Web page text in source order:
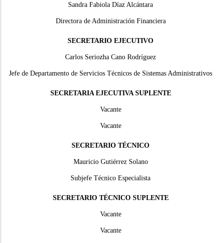
Sandra Fabiola Díaz Alcántara
Directora de Administración Financiera
SECRETARIO EJECUTIVO
Carlos Seriozha Cano Rodríguez
Jefe de Departamento de Servicios Técnicos de Sistemas Administrativos
SECRETARIA EJECUTIVA SUPLENTE
Vacante
Vacante
SECRETARIO TÉCNICO
Mauricio Gutiérrez Solano
Subjefe Técnico Especialista
SECRETARIO TÉCNICO SUPLENTE
Vacante
Vacante